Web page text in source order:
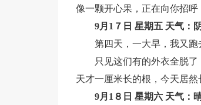
像一颗开心果，正在向你招呼
9月1７日 星期五 天气：阴
第四天，一大早，我又跑
只见这们有的外衣全脱
天才一厘米长的根，今天居然
9月1８日 星期六 天气：